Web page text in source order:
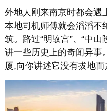
外地人刚来南京时都会遇
本地司机师傅就会滔滔不
筑。路过“明故宫”、“中
讲一些历史上的奇闻异事
厦,向你讲述它没有拔地而